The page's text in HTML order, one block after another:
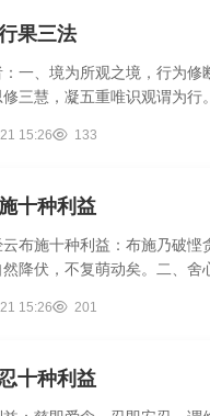
果三法
一、境为所观之境，行为修
三慧，凝五重唯识观谓为行
15:26 133
十种利益
云布施十种利益：布施乃破
降伏，不复萌动矣。二、舍
15:26 201
十种利益